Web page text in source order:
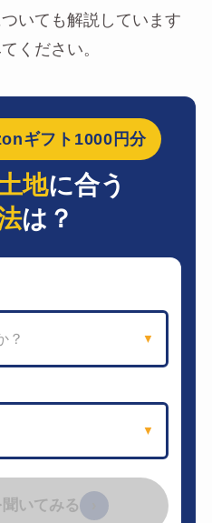
いても解説しています
ください。
ギフト1000円分
地に合う
は？
？ ▼
▼
いてみる